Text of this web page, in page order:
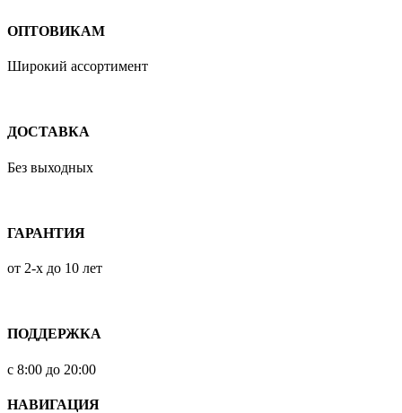
ОПТОВИКАМ
Широкий ассортимент
ДОСТАВКА
Без выходных
ГАРАНТИЯ
от 2-х до 10 лет
ПОДДЕРЖКА
с 8:00 до 20:00
НАВИГАЦИЯ